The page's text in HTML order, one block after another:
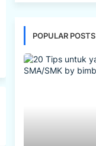
POPULAR POSTS